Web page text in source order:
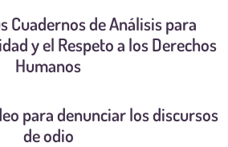
Cuadernos de Análisis para
y el Respeto a los Derechos
Humanos
para denunciar los discursos
de odio